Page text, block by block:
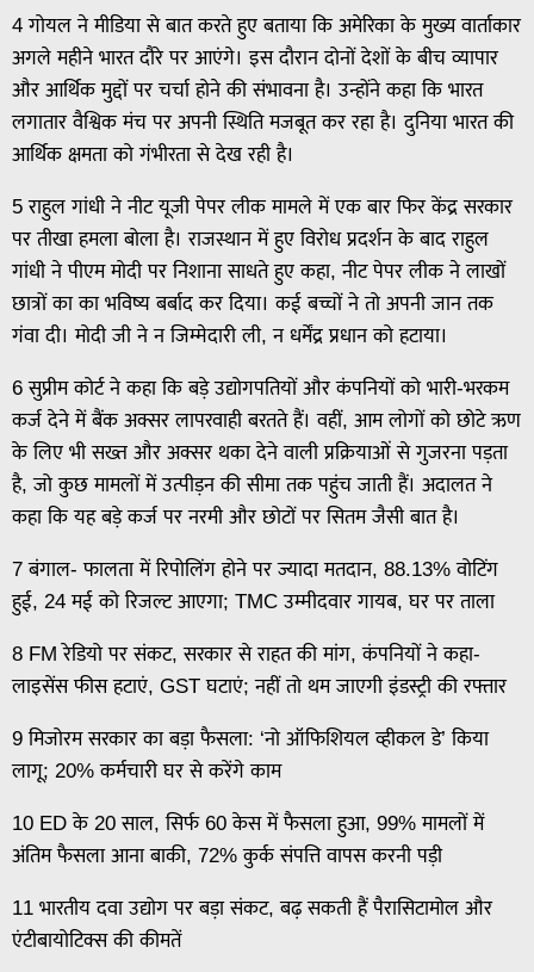
4 गोयल ने मीडिया से बात करते हुए बताया कि अमेरिका के मुख्य वार्ताकार
अगले महीने भारत दौरे पर आएंगे। इस दौरान दोनों देशों के बीच व्यापार
और आर्थिक मुद्दों पर चर्चा होने की संभावना है। उन्होंने कहा कि भारत
लगातार वैश्विक मंच पर अपनी स्थिति मजबूत कर रहा है। दुनिया भारत की
आर्थिक क्षमता को गंभीरता से देख रही है।
5 राहुल गांधी ने नीट यूजी पेपर लीक मामले में एक बार फिर केंद्र सरकार
पर तीखा हमला बोला है। राजस्थान में हुए विरोध प्रदर्शन के बाद राहुल
गांधी ने पीएम मोदी पर निशाना साधते हुए कहा, नीट पेपर लीक ने लाखों
छात्रों का का भविष्य बर्बाद कर दिया। कई बच्चों ने तो अपनी जान तक
गंवा दी। मोदी जी ने न जिम्मेदारी ली, न धर्मेंद्र प्रधान को हटाया।
6 सुप्रीम कोर्ट ने कहा कि बड़े उद्योगपतियों और कंपनियों को भारी-भरकम
कर्ज देने में बैंक अक्सर लापरवाही बरतते हैं। वहीं, आम लोगों को छोटे ऋण
के लिए भी सख्त और अक्सर थका देने वाली प्रक्रियाओं से गुजरना पड़ता
है, जो कुछ मामलों में उत्पीड़न की सीमा तक पहुंच जाती हैं। अदालत ने
कहा कि यह बड़े कर्ज पर नरमी और छोटों पर सितम जैसी बात है।
7 बंगाल- फालता में रिपोलिंग होने पर ज्यादा मतदान, 88.13% वोटिंग
हुई, 24 मई को रिजल्ट आएगा; TMC उम्मीदवार गायब, घर पर ताला
8 FM रेडियो पर संकट, सरकार से राहत की मांग, कंपनियों ने कहा-
लाइसेंस फीस हटाएं, GST घटाएं; नहीं तो थम जाएगी इंडस्ट्री की रफ्तार
9 मिजोरम सरकार का बड़ा फैसला: ‘नो ऑफिशियल व्हीकल डे’ किया
लागू; 20% कर्मचारी घर से करेंगे काम
10 ED के 20 साल, सिर्फ 60 केस में फैसला हुआ, 99% मामलों में
अंतिम फैसला आना बाकी, 72% कुर्क संपत्ति वापस करनी पड़ी
11 भारतीय दवा उद्योग पर बड़ा संकट, बढ़ सकती हैं पैरासिटामोल और
एंटीबायोटिक्स की कीमतें